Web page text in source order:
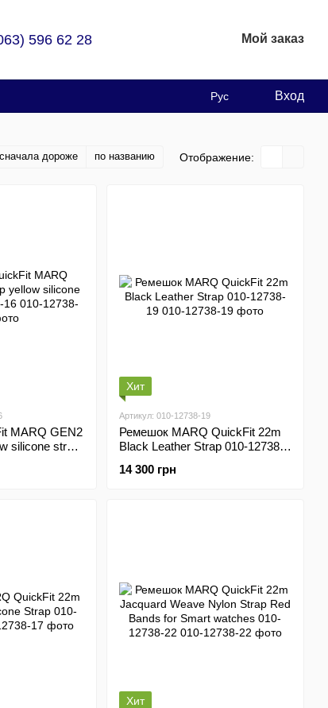
596 62 28 Мой заказ
Рус Вход
сначала дороже по названию Отображение:
MARQ GEN2
silicone strap
Хит
Артикул: 010-12738-19
Ремешок MARQ QuickFit 22m
Black Leather Strap 010-12738-
14 300 грн
Хит